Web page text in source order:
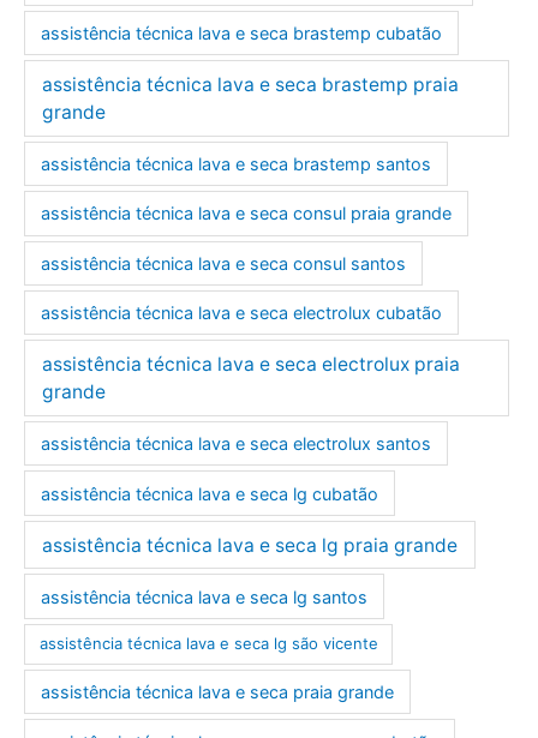
assistência técnica lava e seca brastemp cubatão
assistência técnica lava e seca brastemp praia
grande
assistência técnica lava e seca brastemp santos
assistência técnica lava e seca consul praia grande
assistência técnica lava e seca consul santos
assistência técnica lava e seca electrolux cubatão
assistência técnica lava e seca electrolux praia
grande
assistência técnica lava e seca electrolux santos
assistência técnica lava e seca lg cubatão
assistência técnica lava e seca lg praia grande
assistência técnica lava e seca lg santos
assistência técnica lava e seca lg são vicente
assistência técnica lava e seca praia grande